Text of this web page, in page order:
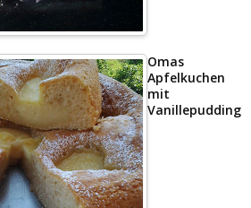
Omas
Apfelkuchen
mit
Vanillepudding